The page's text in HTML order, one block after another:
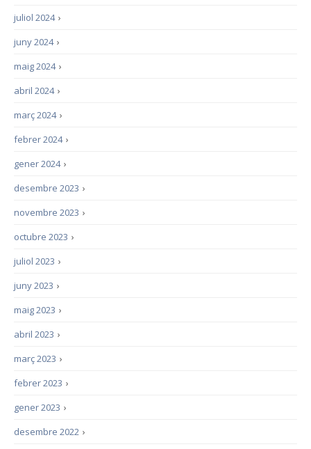
›
juliol 2024
›
juny 2024
›
maig 2024
›
abril 2024
›
març 2024
›
febrer 2024
›
gener 2024
›
desembre 2023
›
novembre 2023
›
octubre 2023
›
juliol 2023
›
juny 2023
›
maig 2023
›
abril 2023
›
març 2023
›
febrer 2023
›
gener 2023
›
desembre 2022